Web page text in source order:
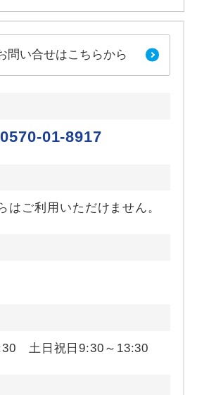
問い合せはこちらから
0570-01-8917
はご利用いただけません。
土日祝日9:30～13:30